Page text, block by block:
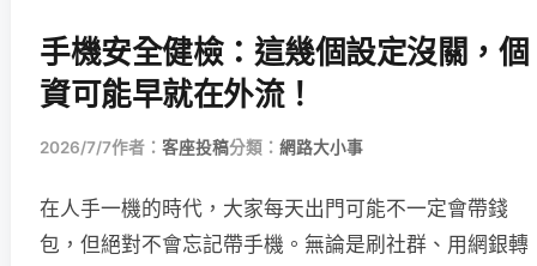
手機安全健檢：這幾個設定沒關，個
資可能早就在外流！
2026/7/7作者： 客座投稿分類： 網路大小事
在人手一機的時代，大家每天出門可能不一定會帶錢
包，但絕對不會忘記帶手機。無論是刷社群、用網銀轉